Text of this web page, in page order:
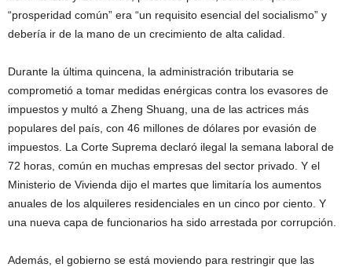
“prosperidad común” era “un requisito esencial del socialismo” y
debería ir de la mano de un crecimiento de alta calidad.
Durante la última quincena, la administración tributaria se
comprometió a tomar medidas enérgicas contra los evasores de
impuestos y multó a Zheng Shuang, una de las actrices más
populares del país, con 46 millones de dólares por evasión de
impuestos. La Corte Suprema declaró ilegal la semana laboral de
72 horas, común en muchas empresas del sector privado. Y el
Ministerio de Vivienda dijo el martes que limitaría los aumentos
anuales de los alquileres residenciales en un cinco por ciento. Y
una nueva capa de funcionarios ha sido arrestada por corrupción.
Además, el gobierno se está moviendo para restringir que las